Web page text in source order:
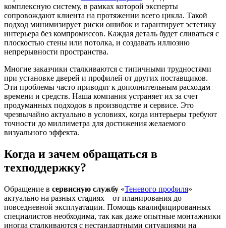
комплексную систему, в рамках которой эксперты
сопровождают клиента на протяжении всего цикла. Такой
подход минимизирует риски ошибок и гарантирует эстетику
интерьера без компромиссов. Каждая деталь будет сливаться с
плоскостью стены или потолка, и создавать иллюзию
непрерывности пространства.
Многие заказчики сталкиваются с типичными трудностями
при установке дверей и профилей от других поставщиков.
Эти проблемы часто приводят к дополнительным расходам
времени и средств. Наша компания устраняет их за счет
продуманных подходов в производстве и сервисе. Это
чрезвычайно актуально в условиях, когда интерьеры требуют
точности до миллиметра для достижения желаемого
визуального эффекта.
Когда и зачем обращаться в
техподдержку?
Обращение в сервисную службу «Теневого профиля»
актуально на разных стадиях – от планирования до
повседневной эксплуатации. Помощь квалифицированных
специалистов необходима, так как даже опытные монтажники
иногда сталкиваются с нестандартными ситуациями на